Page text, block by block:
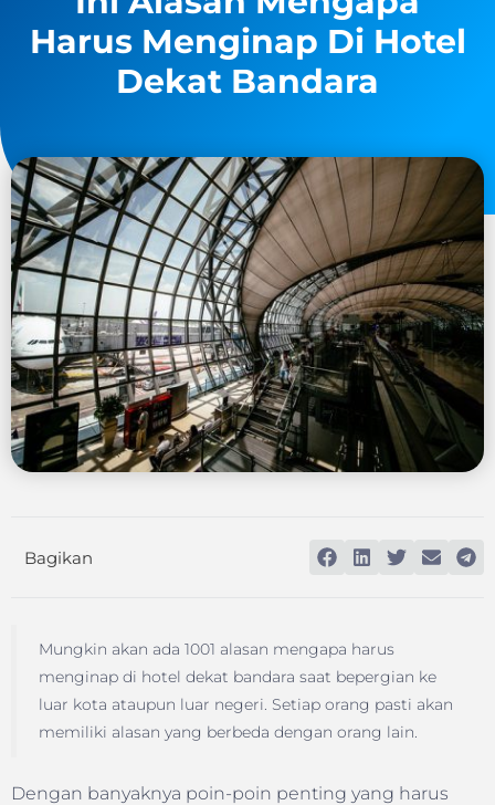
Harus Menginap Di Hotel
Dekat Bandara
Bagikan
Mungkin akan ada 1001 alasan mengapa harus
menginap di hotel dekat bandara saat bepergian ke
luar kota ataupun luar negeri. Setiap orang pasti akan
memiliki alasan yang berbeda dengan orang lain.
Dengan banyaknya poin-poin penting yang harus